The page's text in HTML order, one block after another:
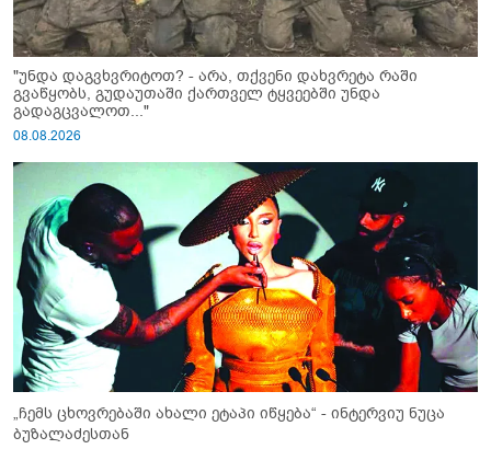
"უნდა დაგვხვრიტოთ? - არა, თქვენი დახვრეტა რაში
გვაწყობს, გუდაუთაში ქართველ ტყვეებში უნდა
გადაგცვალოთ..."
08.08.2026
„ჩემს ცხოვრებაში ახალი ეტაპი იწყება“ - ინტერვიუ ნუცა
ბუზალაძესთან